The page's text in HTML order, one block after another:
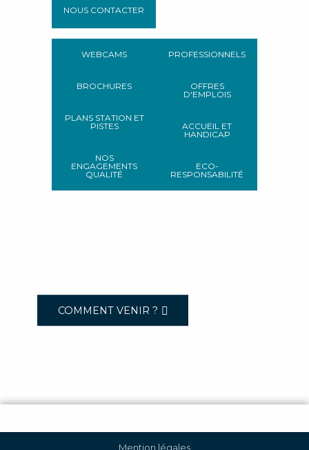
NOUS CONTACTER
WEBCAMS
BROCHURES
PLANS STATION ET
PISTES
NOS
ENGAGEMENTS
QUALITÉ
PROFESSIONNELS
OFFRES
D'EMPLOIS
ACCUEIL ET
HANDICAP
ECO-
RESPONSABILITÉ
COMMENT VENIR ?
Mention légales